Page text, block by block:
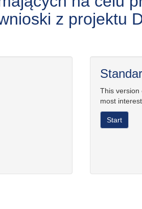
z projektu
This version
most
Start